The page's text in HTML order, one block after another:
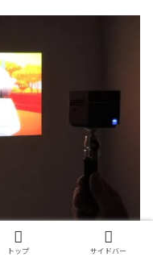
トップ サイドバー